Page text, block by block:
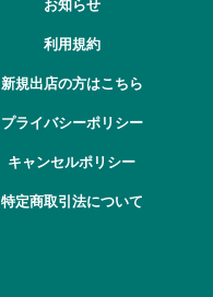
お知らせ
利用規約
新規出店の方はこちら
プライバシーポリシー
キャンセルポリシー
特定商取引法について